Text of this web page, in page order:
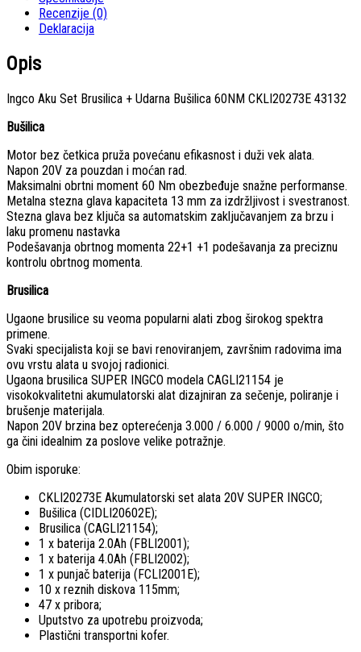
Recenzije (0)
Deklaracija
Opis
Ingco Aku Set Brusilica + Udarna Bušilica 60NM CKLI20273E 43132
Bušilica
Motor bez četkica pruža povećanu efikasnost i duži vek alata.
Napon 20V za pouzdan i moćan rad.
Maksimalni obrtni moment 60 Nm obezbeđuje snažne performanse.
Metalna stezna glava kapaciteta 13 mm za izdržljivost i svestranost.
Stezna glava bez ključa sa automatskim zaključavanjem za brzu i
laku promenu nastavka
Podešavanja obrtnog momenta 22+1 +1 podešavanja za preciznu
kontrolu obrtnog momenta.
Brusilica
Ugaone brusilice su veoma popularni alati zbog širokog spektra
primene.
Svaki specijalista koji se bavi renoviranjem, završnim radovima ima
ovu vrstu alata u svojoj radionici.
Ugaona brusilica SUPER INGCO modela CAGLI21154 je
visokokvalitetni akumulatorski alat dizajniran za sečenje, poliranje i
brušenje materijala.
Napon 20V brzina bez opterećenja 3.000 / 6.000 / 9000 o/min, što
ga čini idealnim za poslove velike potražnje.
Obim isporuke:
CKLI20273E Akumulatorski set alata 20V SUPER INGCO;
Bušilica (CIDLI20602E);
Brusilica (CAGLI21154);
1 x baterija 2.0Ah (FBLI2001);
1 x baterija 4.0Ah (FBLI2002);
1 x punjač baterija (FCLI2001E);
10 x reznih diskova 115mm;
47 x pribora;
Uputstvo za upotrebu proizvoda;
Plastični transportni kofer.